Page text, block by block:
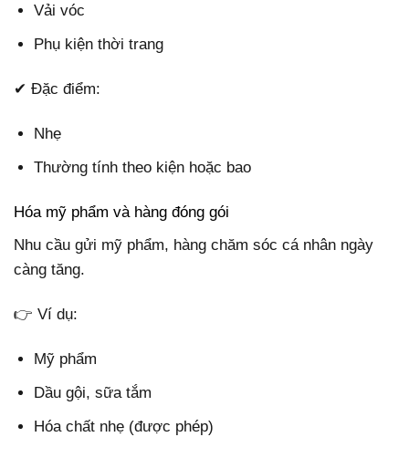
Vải vóc
Phụ kiện thời trang
✔ Đặc điểm:
Nhẹ
Thường tính theo kiện hoặc bao
Hóa mỹ phẩm và hàng đóng gói
Nhu cầu gửi mỹ phẩm, hàng chăm sóc cá nhân ngày
càng tăng.
👉 Ví dụ:
Mỹ phẩm
Dầu gội, sữa tắm
Hóa chất nhẹ (được phép)